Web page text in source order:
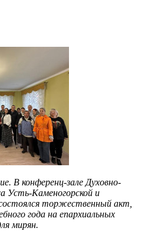
В конференц-зале Духовно-
Усть-Каменогорской и
торжественный акт,
года на епархиальных
мирян.